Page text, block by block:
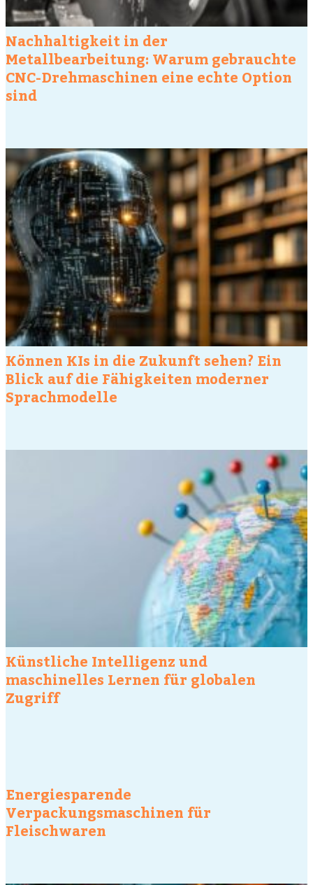
Nachhaltigkeit in der
Metallbearbeitung: Warum gebrauchte
CNC-Drehmaschinen eine echte Option
sind
Können KIs in die Zukunft sehen? Ein
Blick auf die Fähigkeiten moderner
Sprachmodelle
Künstliche Intelligenz und
maschinelles Lernen für globalen
Zugriff
Energiesparende
Verpackungsmaschinen für
Fleischwaren